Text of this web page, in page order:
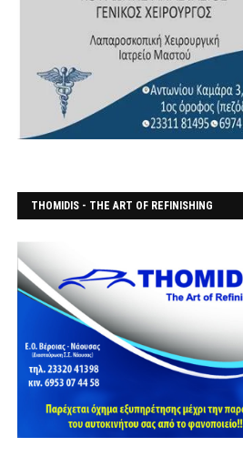
THOMIDIS - THE ART OF REFINISHING